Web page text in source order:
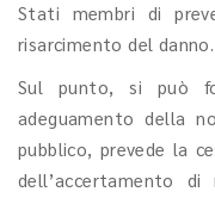
Stati membri di
risarcimento del danno.
Sul punto, si può
adeguamento della
pubblico, prevede la
dell’accertamento